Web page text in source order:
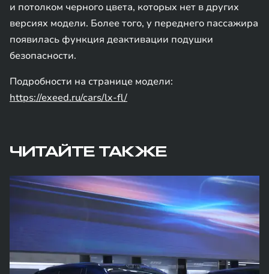
и потолком черного цвета, которых нет в других
версиях модели. Более того, у переднего пассажира
появилась функция деактивации подушки
безопасности.
Подробности на странице модели:
https://exeed.ru/cars/lx-fl/
ЧИТАЙТЕ ТАКЖЕ